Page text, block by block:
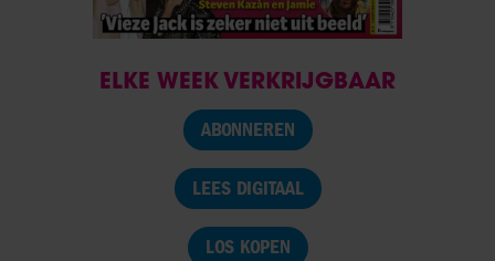
ELKE WEEK VERKRIJGBAAR
ABONNEREN
LEES DIGITAAL
LOS KOPEN